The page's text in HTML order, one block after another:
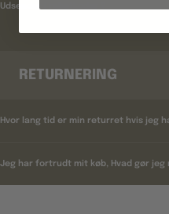
Udsender i rabatkoder ?
RETURNERING
Hvor lang tid er min returret hvis jeg
Jeg har fortrudt mit køb, Hvad gør jeg